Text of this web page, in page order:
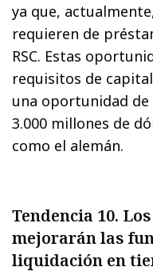
ya que,
requieren de
RSC. Estas
requisitos de
una oportunidad
3.000 millones de
como el alemán.
Tendencia 10.
mejorarán las
liquidación en